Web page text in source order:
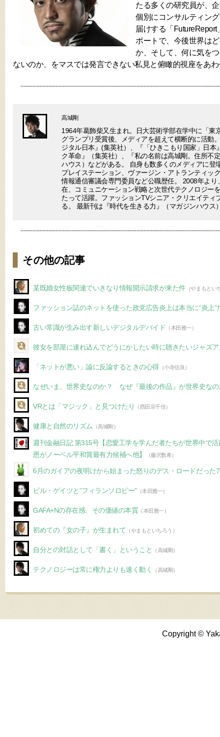
たる多くの研究員が、
個別にコンサルティン
届けする「
ポートで、今後世界は
か、そして、何に気を
ないのか、をマスでは発言できない私見と俯瞰的視座をあ
高城剛
1964年葛飾柴又生まれ。日大芸術学部在学中に「東
グランプリ受賞後、メディアを超えて横断的に活
ジタル日本』(集英社）、『「ひきこもり国家」日本
ク革命』（集英社）、『私の名前は高城剛。住所不
ハウス）などがある。 自身も数多くのメディアに登
プレイステーション、ヴァージン・アトランティッ
情報通信審議会専門委員など公職歴任。 2008年よ
在、コミュニケーション戦略と次世代テクノロジー
たって活躍。ファッションTVシニア・クリエイティ
る。 最新刊は『時代を生きる力』（マガジンハウス
その他の記事
某既婚女性板関連でいきなり情報開示請求が来た件（やまもとい
ファッション誌のネットを使った政党広告炎上は本当に“炎上”
古い常識が生み出す新しいデジタルデバイド （本田雅一）
彼女を部屋に連れ込んでどうにかしたい時に聴きたいジャズ
「ネットが悪い」論に反論するときの心得（小寺信良）
なぜいま、世界史なのか？ なぜ『最後の作品』が世界史なの
VRとは「マジック」と見つけたり （西田宗千佳）
健康と自然のリズム （高城剛）
週刊金融日記 第315号【恋愛工学を学んだ者たちが世界中で
恩がノーベル平和賞最有力候補へ他】
（藤沢数希）
6月のガイアの夜明けから始まった怒りのデス・ロードだった
ビル・ゲイツと“フィランソロピー” （本田雅一）
GAFA+Nの存在感、その価値の本質 （本田雅一）
初めての『女の子』が生まれて （やまもといちろう）
自分との対話として「書く」ということ （高城剛）
テクノロジーは常に権力よりも速く動く （高城剛）
Copyright ©